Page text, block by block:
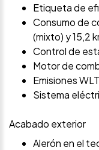
Etiqueta de
Consumo de
(mixto) y 15,2
Control de
Motor de
Emisiones
Sistema
Acabado exterior
Alerón en el